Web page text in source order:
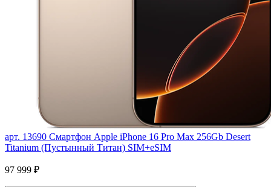
арт. 13690 Смартфон Apple iPhone 16 Pro Max 256Gb Desert
Titanium (Пустынный Титан) SIM+eSIM
97 999 ₽